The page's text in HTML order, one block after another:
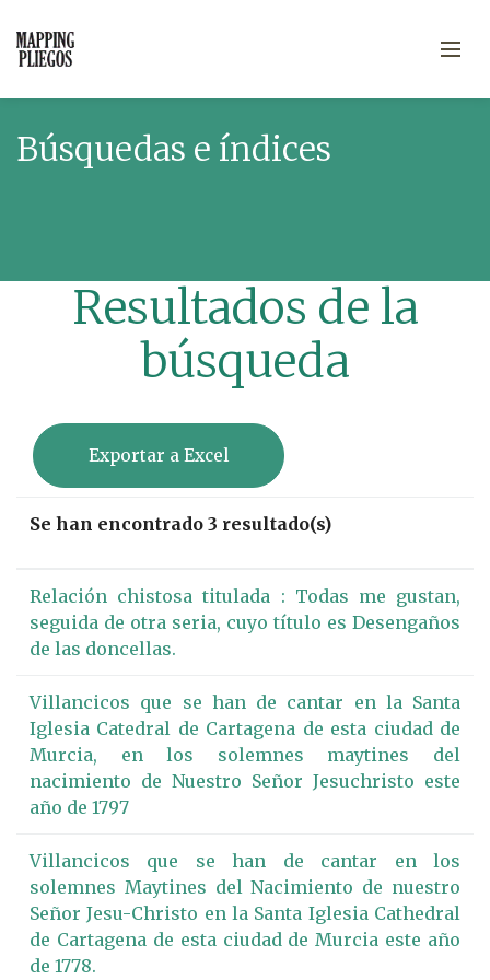
Búsquedas e índices
Resultados de la
búsqueda
Exportar a Excel
Se han encontrado 3 resultado(s)
Relación chistosa titulada : Todas me gustan,
seguida de otra seria, cuyo título es Desengaños
de las doncellas.
Villancicos que se han de cantar en la Santa
Iglesia Catedral de Cartagena de esta ciudad de
Murcia, en los solemnes maytines del
nacimiento de Nuestro Señor Jesuchristo este
año de 1797
Villancicos que se han de cantar en los
solemnes Maytines del Nacimiento de nuestro
Señor Jesu-Christo en la Santa Iglesia Cathedral
de Cartagena de esta ciudad de Murcia este año
de 1778.